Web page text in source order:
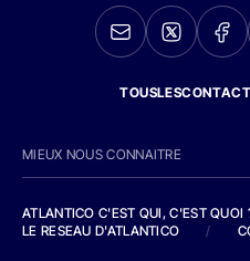
MIEUX NOUS CONNAITRE
ATLANTICO C'EST QUI, C'EST QUOI
LE RESEAU D'ATLANTICO
/